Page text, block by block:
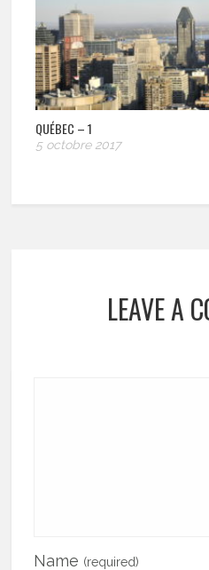
QUÉBEC – 1
5 octobre 2017
LEAVE A
Name (required)